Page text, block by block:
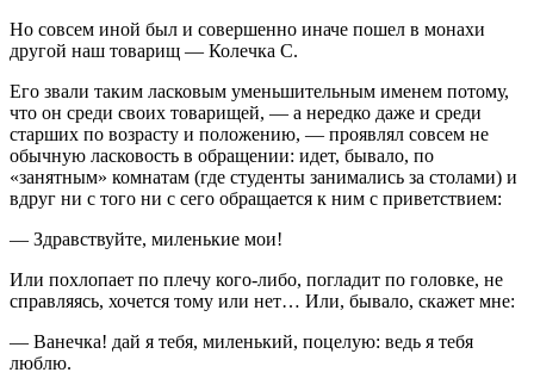
Но совсем иной был и совершенно иначе пошел в монахи
другой наш товарищ — Колечка С.
Его звали таким ласковым уменьшительным именем потому,
что он среди своих товарищей, — а нередко даже и среди
старших по возрасту и положению, — проявлял совсем не
обычную ласковость в обращении: идет, бывало, по
«занятным» комнатам (где студенты занимались за столами) и
вдруг ни с того ни с сего обращается к ним с приветствием:
— Здравствуйте, миленькие мои!
Или похлопает по плечу кого-либо, погладит по головке, не
справляясь, хочется тому или нет… Или, бывало, скажет мне:
— Ванечка! дай я тебя, миленький, поцелую: ведь я тебя
люблю.